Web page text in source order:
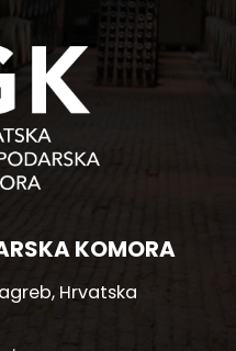
KOMORA
Hrvatska